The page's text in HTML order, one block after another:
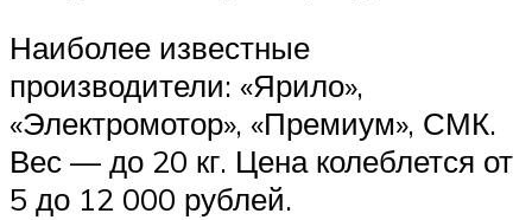
Наиболее известные
производители: «Ярило»,
«Электромотор», «Премиум», СМК.
Вес — до 20 кг. Цена колеблется от
5 до 12 000 рублей.